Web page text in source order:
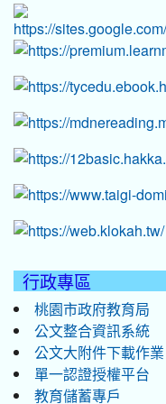
行政專區
桃園市政府教育局
公文整合資訊系統
公文大附件下載作業
單一認證授權平台
教育儲蓄專戶